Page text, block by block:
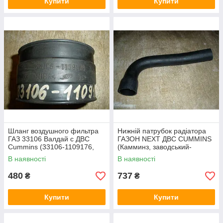
Шланг воздушного фильтра
ГАЗ 33106 Валдай с ДВС
Cummins (33106-1109176,
пр-во - Оригінал)
В наявності
480 ₴
Купити
Нижній патрубок радіатора
ГАЗОН NEXT ДВС CUMMINS
(Камминз, заводський-
Оригінал)
В наявності
737 ₴
Купити